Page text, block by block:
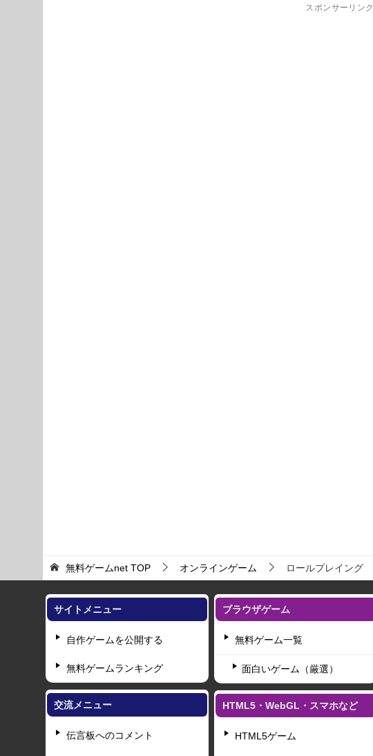
スポンサーリンク
無料ゲームnet TOP オンラインゲーム ロールプレイング
サイトメニュー
自作ゲームを公開する
無料ゲームランキング
交流メニュー
伝言板へのコメント
ブラウザゲーム
無料ゲーム一覧
面白いゲーム（厳選）
HTML5・WebGL・スマホなど
HTML5ゲーム